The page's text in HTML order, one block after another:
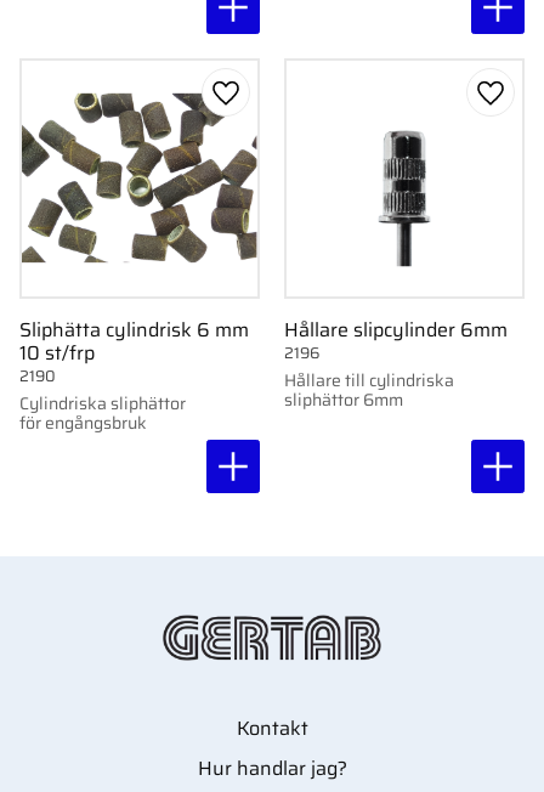
Sliphätta cylindrisk 6 mm
10 st/frp
Cylindriska sliphättor
för engångsbruk
2190
Lägg till i favoriter
Hållare slipcylinder 6mm
Hållare till cylindriska
sliphättor 6mm
2196
Lägg
Kontakt
Hur handlar jag?